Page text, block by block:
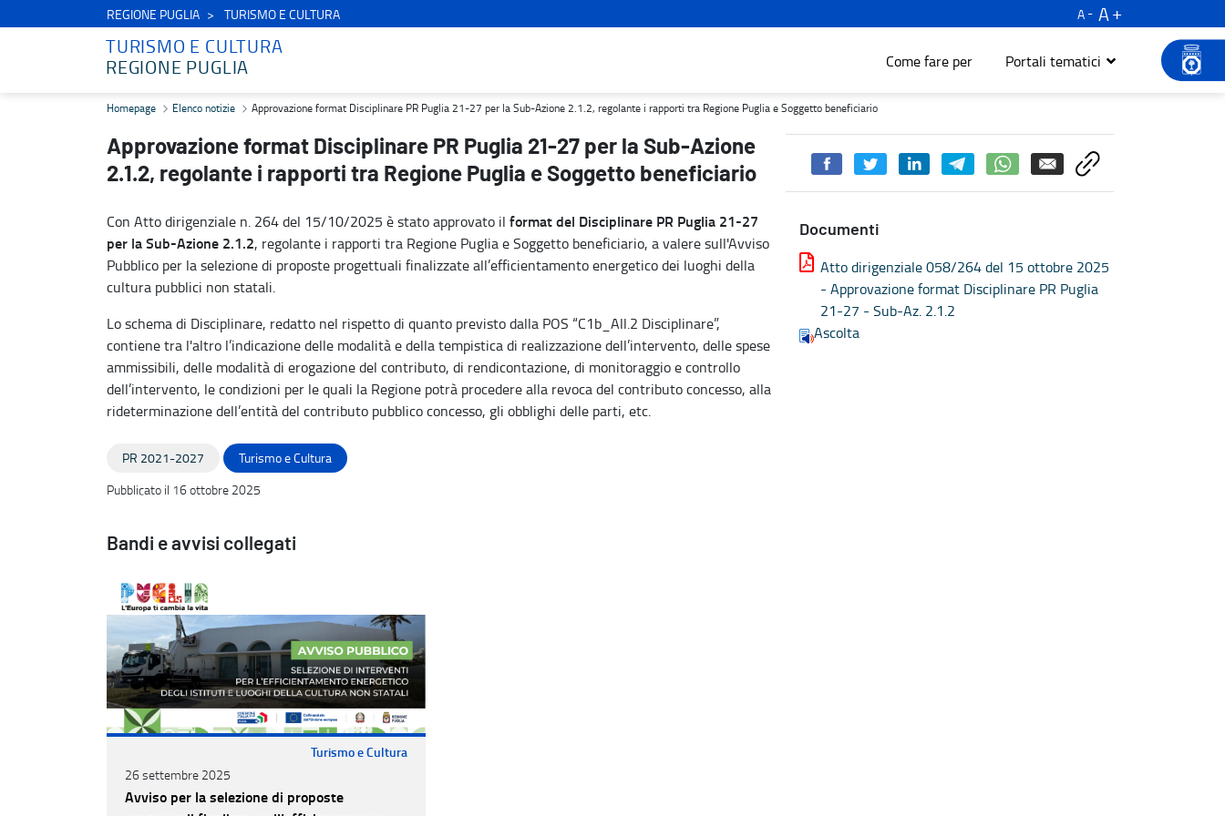
REGIONE PUGLIA TURISMO E CULTURA A
A
TURISMO E CULTURA
REGIONE PUGLIA
Come fare per Portali tematici
Approvazione format Disciplinare PR Puglia 21-27 per la Sub-Azione 2.1.2, regolante i rapporti tra Regione Puglia e Soggetto beneficiario - Turismo e cultura
Homepage Elenco notizie Approvazione format Disciplinare PR Puglia 21-27 per la Sub-Azione 2.1.2, regolante i rapporti tra Regione Puglia e Soggetto beneficiario
Approvazione format Disciplinare PR Puglia 21-27 per la Sub-Azione
2.1.2, regolante i rapporti tra Regione Puglia e Soggetto beneficiario
Con Atto dirigenziale n. 264 del 15/10/2025 è stato approvato il format del Disciplinare PR Puglia 21-27
per la Sub-Azione 2.1.2, regolante i rapporti tra Regione Puglia e Soggetto beneficiario, a valere sull'Avviso
Pubblico per la selezione di proposte progettuali finalizzate all’efficientamento energetico dei luoghi della
cultura pubblici non statali.
Lo schema di Disciplinare, redatto nel rispetto di quanto previsto dalla POS “C1b_All.2 Disciplinare”,
contiene tra l'altro l’indicazione delle modalità e della tempistica di realizzazione dell’intervento, delle spese
ammissibili, delle modalità di erogazione del contributo, di rendicontazione, di monitoraggio e controllo
dell’intervento, le condizioni per le quali la Regione potrà procedere alla revoca del contributo concesso, alla
rideterminazione dell’entità del contributo pubblico concesso, gli obblighi delle parti, etc.
Documenti
Atto dirigenziale 058/264 del 15 ottobre 2025
- Approvazione format Disciplinare PR Puglia
21-27 - Sub-Az. 2.1.2
Ascolta
PR 2021-2027
Turismo e Cultura
Pubblicato il 16 ottobre 2025
Bandi e avvisi collegati
Turismo e Cultura
26 settembre 2025
Avviso per la selezione di proposte